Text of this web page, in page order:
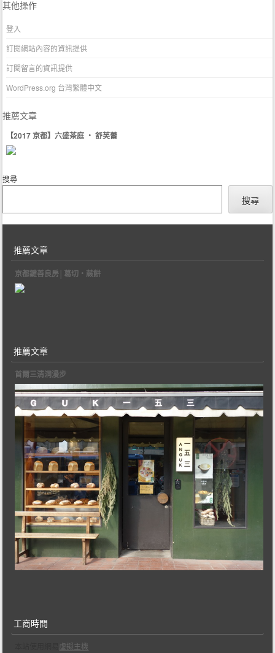
其他操作
登入
訂閱網站內容的資訊提供
訂閱留言的資訊提供
WordPress.org 台灣繁體中文
推薦文章
【2017 京都】六盛茶庭 ‧ 舒芙蕾
搜尋
搜尋
推薦文章
京都鍵善良房│葛切‧蕨餅
推薦文章
首爾三清洞漫步
工商時間
虛擬主機